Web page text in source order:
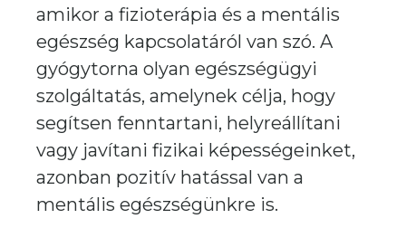
amikor a fizioterápia és a mentális
egészség kapcsolatáról van szó. A
gyógytorna olyan egészségügyi
szolgáltatás, amelynek célja, hogy
segítsen fenntartani, helyreállítani
vagy javítani fizikai képességeinket,
azonban pozitív hatással van a
mentális egészségünkre is.